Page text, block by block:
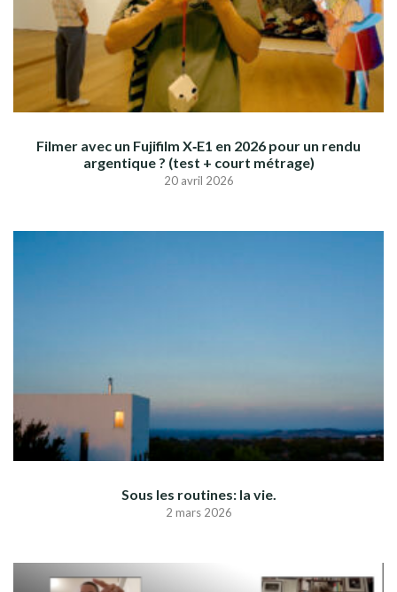
Filmer avec un Fujifilm X‑E1 en 2026 pour un rendu
argentique ? (test + court métrage)
20 avril 2026
Sous les routines: la vie.
2 mars 2026